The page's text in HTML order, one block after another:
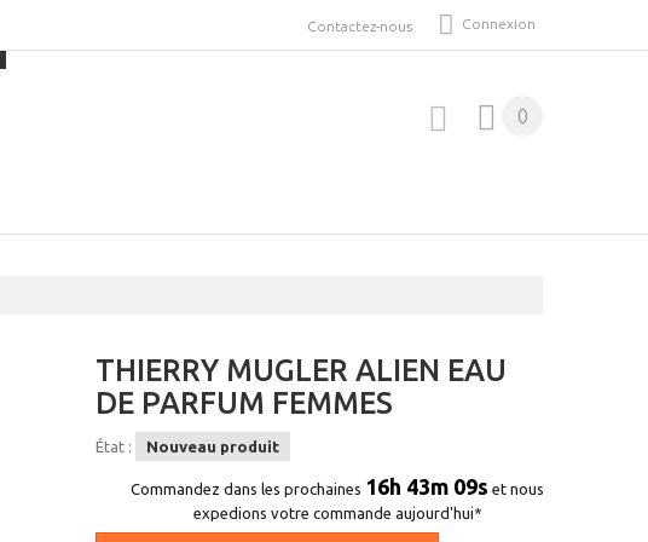
Connexion
Contactez-nous
0
THIERRY MUGLER ALIEN EAU
DE PARFUM FEMMES
État : Nouveau produit
Commandez dans les prochaines 16h 43m 09s et nous
expedions votre commande aujourd'hui*